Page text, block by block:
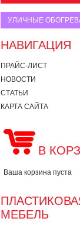
УЛИЧНЫЕ
НАВИГАЦИЯ
ПРАЙС-ЛИСТ
НОВОСТИ
СТАТЬИ
КАРТА САЙТА
В
Ваша корзина пуста
МЕБЕЛЬ